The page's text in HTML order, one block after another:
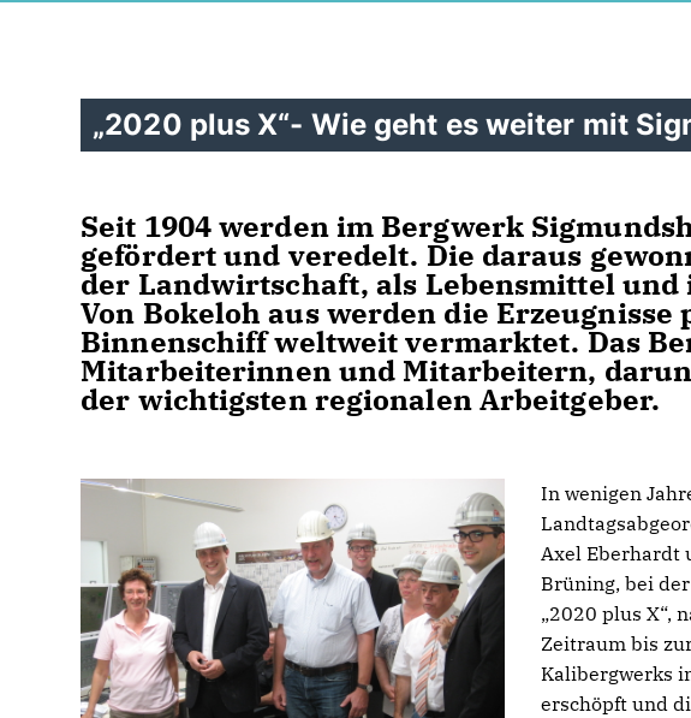
2020 plus X“- Wie geht es weiter mit
Seit 1904 werden im Bergwerk
gefördert und veredelt. Die daraus
der Landwirtschaft, als Lebensmittel
Von Bokeloh aus werden die Erzeugnisse
Binnenschiff weltweit vermarktet. Das
Mitarbeiterinnen und Mitarbeitern,
der wichtigsten regionalen Arbeitgeber.
In wenigen
Axel Eberhardt
Brüning, bei
2020 plus X“,
Zeitraum bis
Kalibergwerks
erschöpft und